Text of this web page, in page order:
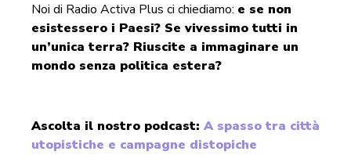
Noi di Radio Activa Plus ci chiediamo: e se non
esistessero i Paesi? Se vivessimo tutti in
un’unica terra? Riuscite a immaginare un
mondo senza politica estera?
Ascolta il nostro podcast: A spasso tra città
utopistiche e campagne distopiche